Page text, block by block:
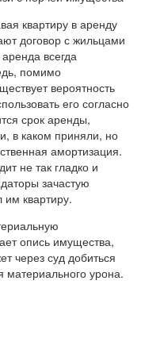
квартиру в аренду
договор с жильцами
всегда
помимо
вероятность
его согласно
срок аренды,
в каком приняли, но
амортизация.
не так гладко и
зачастую
им квартиру.
опись имущества,
через суд добиться
урона.